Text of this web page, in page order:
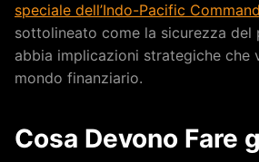
speciale dell’Indo-Pacific
sottolineato come la sicurezza
abbia implicazioni strategiche che
mondo finanziario.
Cosa Devono Fare